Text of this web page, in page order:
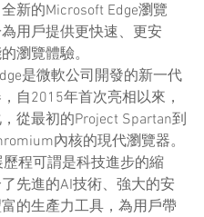
新的Microsoft Edge瀏覽
用戶提供更快速、更安
瀏覽體驗。
是微軟公司開發的新一代
自2015年首次亮相以來，
從最初的Project Spartan到
內核的現代瀏覽器。
歷程可謂是科技進步的縮
先進的AI技術、強大的安
的生產力工具，為用戶帶